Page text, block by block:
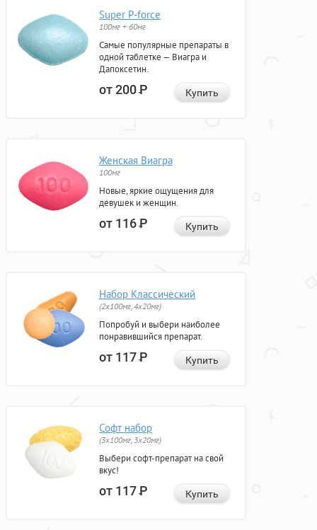
Super P-force
100мг + 60мг
Самые популярные препараты в
одной таблетке — Виагра и
Дапоксетин.
от 200Р Купить
Женская Виагра
100мг
Новые, яркие ощущения для
девушек и женщин.
от 116Р Купить
Набор Классический
(2x100мг, 4x20мг)
Попробуй и выбери наиболее
понравившийся препарат.
от 117Р Купить
Софт набор
(3x100мг, 3x20мг)
Выбери софт-препарат на свой
вкус!
от 117Р Купить